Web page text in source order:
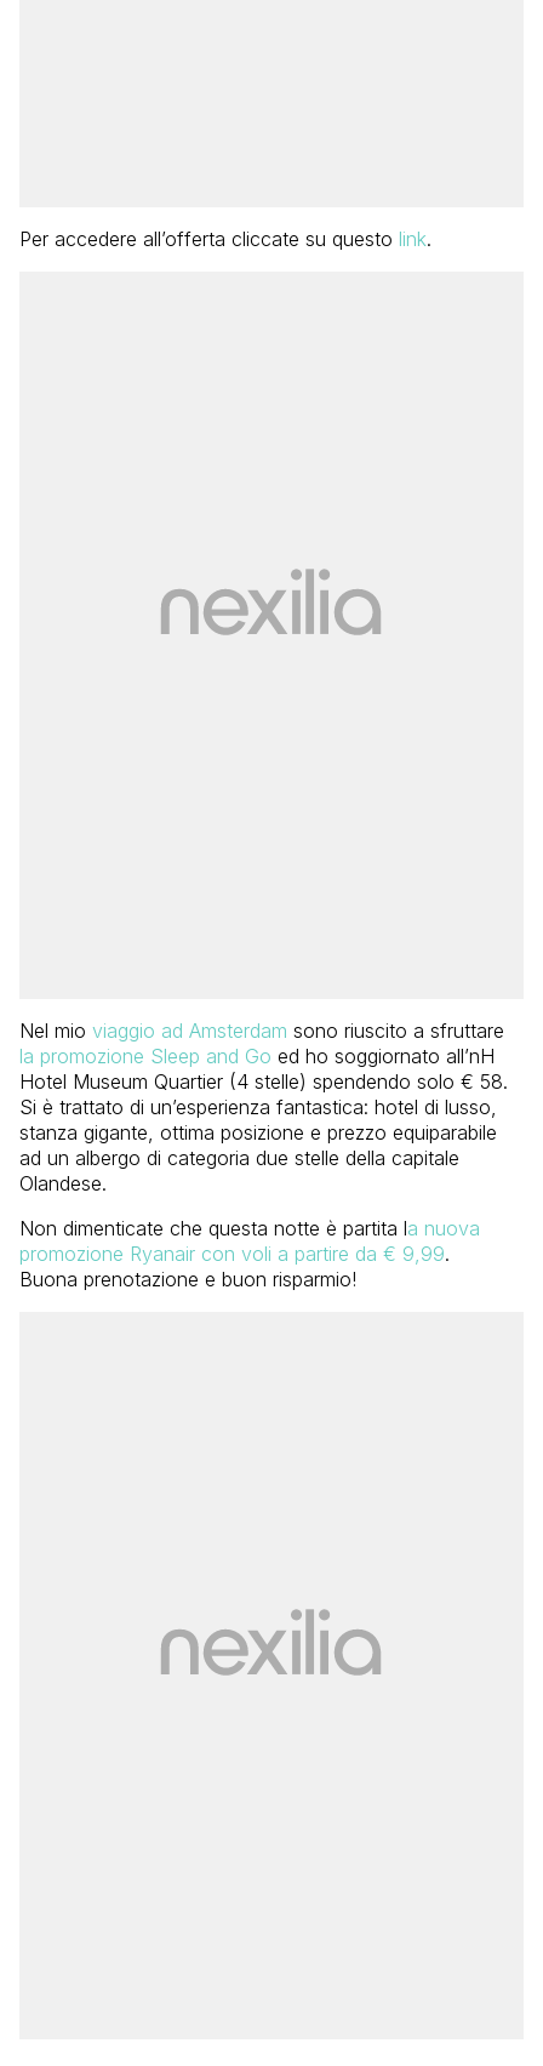
Per accedere all’offerta cliccate su questo link.
Nel mio viaggio ad Amsterdam sono riuscito a sfruttare
la promozione Sleep and Go ed ho soggiornato all’nH
Hotel Museum Quartier (4 stelle) spendendo solo € 58.
Si è trattato di un’esperienza fantastica: hotel di lusso,
stanza gigante, ottima posizione e prezzo equiparabile
ad un albergo di categoria due stelle della capitale
Olandese.
Non dimenticate che questa notte è partita la nuova
promozione Ryanair con voli a partire da € 9,99.
Buona prenotazione e buon risparmio!